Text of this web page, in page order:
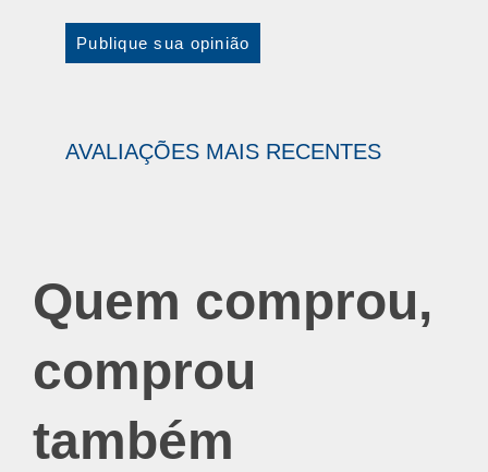
Publique sua opinião
Quem comprou,
comprou
também